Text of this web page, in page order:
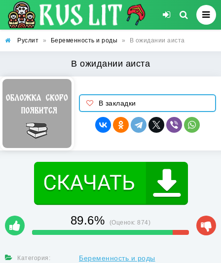
Руслит » Беременность и роды » В ожидании аиста
В ожидании аиста
В закладки
89.6% (Оценок:874)
Категория: Беременность и роды